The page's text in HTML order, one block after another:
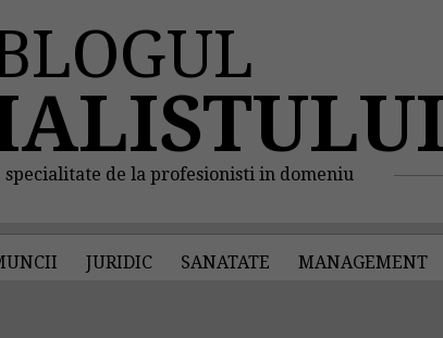
de la profesionisti in domeniu
JURIDIC SANATATE MANAGEMENT